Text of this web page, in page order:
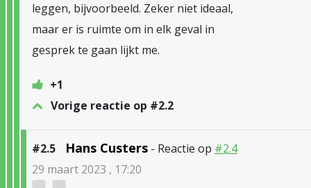
leggen, bijvoorbeeld. Zeker niet ideaal,
maar er is ruimte om in elk geval in
gesprek te gaan lijkt me.
+1
Vorige reactie op #2.2
#2.5 Hans Custers - Reactie op #2.4
29 maart 2023 , 17:20